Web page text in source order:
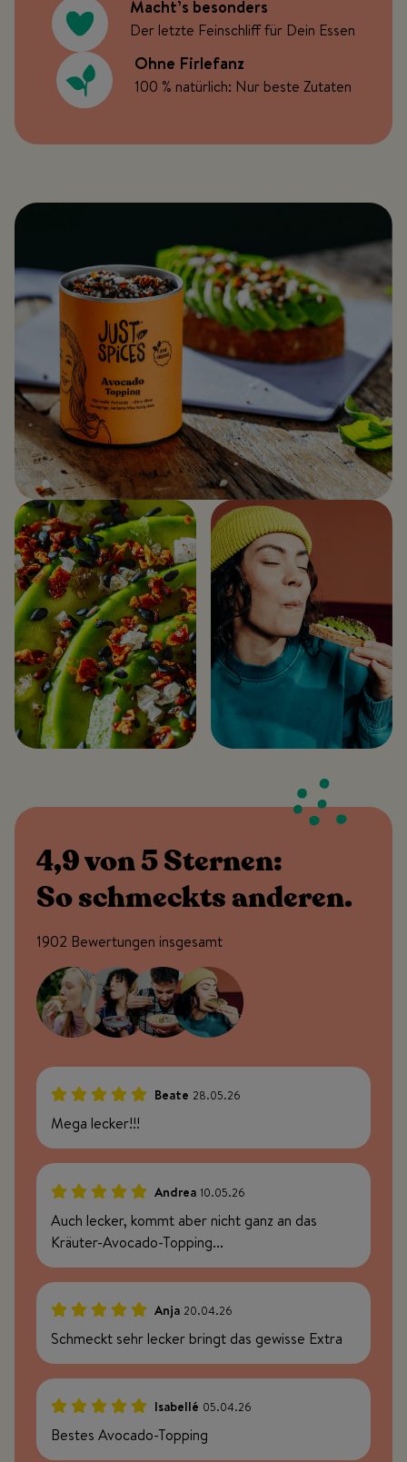
Macht’s besonders
Der letzte Feinschliff für Dein Essen
Ohne Firlefanz
100 % natürlich: Nur beste Zutaten
4,9 von 5 Sternen:
So schmeckts anderen.
1902 Bewertungen insgesamt
Beate 28.05.26
Mega lecker!!!
Andrea 10.05.26
Auch lecker, kommt aber nicht ganz an das
Kräuter-Avocado-Topping...
Anja 20.04.26
Schmeckt sehr lecker bringt das gewisse Extra
Isabellé 05.04.26
Bestes Avocado-Topping